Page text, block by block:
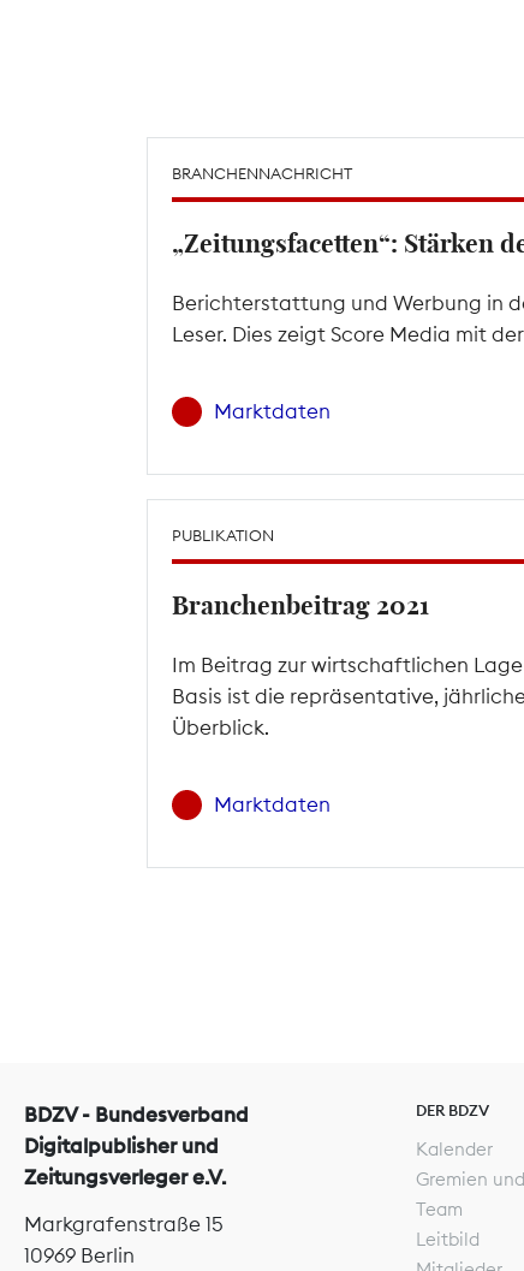
BRANCHENNACHRICHT
„Zeitungsfacetten“: Stärken
Berichterstattung und Werbung in
Leser. Dies zeigt Score Media mit
Marktdaten
PUBLIKATION
Branchenbeitrag 2021
Im Beitrag zur wirtschaftlichen
Basis ist die repräsentative,
Überblick.
Marktdaten
BDZV - Bundesverband
Digitalpublisher und
Zeitungsverleger e.V.
Markgrafenstraße 15
10969 Berlin
DER BDZV
Kalender
Gremien
Team
Leitbild